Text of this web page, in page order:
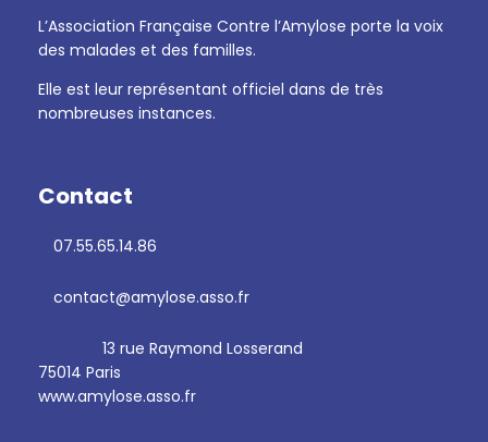
L’Association Française Contre l’Amylose porte la voix
des malades et des familles.
Elle est leur représentant officiel dans de très
nombreuses instances.
Contact
07.55.65.14.86
contact@amylose.asso.fr
13 rue Raymond Losserand
75014 Paris
www.amylose.asso.fr